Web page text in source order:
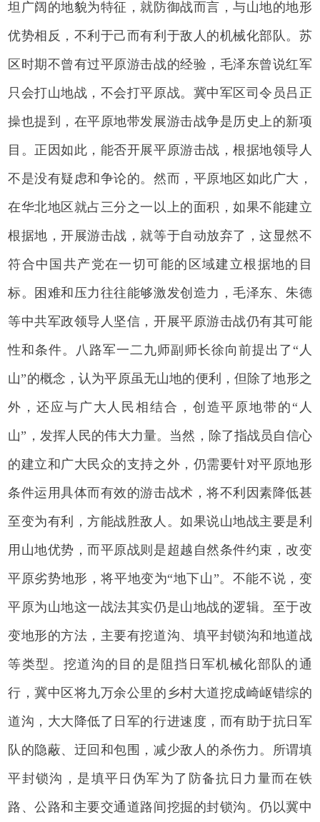
坦广阔的地貌为特征，就防御战而言，与山地的地形
优势相反，不利于己而有利于敌人的机械化部队。苏
区时期不曾有过平原游击战的经验，毛泽东曾说红军
只会打山地战，不会打平原战。冀中军区司令员吕正
操也提到，在平原地带发展游击战争是历史上的新项
目。正因如此，能否开展平原游击战，根据地领导人
不是没有疑虑和争论的。然而，平原地区如此广大，
在华北地区就占三分之一以上的面积，如果不能建立
根据地，开展游击战，就等于自动放弃了，这显然不
符合中国共产党在一切可能的区域建立根据地的目
标。困难和压力往往能够激发创造力，毛泽东、朱德
等中共军政领导人坚信，开展平原游击战仍有其可能
性和条件。八路军一二九师副师长徐向前提出了“人
山”的概念，认为平原虽无山地的便利，但除了地形之
外，还应与广大人民相结合，创造平原地带的“人
山”，发挥人民的伟大力量。当然，除了指战员自信心
的建立和广大民众的支持之外，仍需要针对平原地形
条件运用具体而有效的游击战术，将不利因素降低甚
至变为有利，方能战胜敌人。如果说山地战主要是利
用山地优势，而平原战则是超越自然条件约束，改变
平原劣势地形，将平地变为“地下山”。不能不说，变
平原为山地这一战法其实仍是山地战的逻辑。至于改
变地形的方法，主要有挖道沟、填平封锁沟和地道战
等类型。挖道沟的目的是阻挡日军机械化部队的通
行，冀中区将九万余公里的乡村大道挖成崎岖错综的
道沟，大大降低了日军的行进速度，而有助于抗日军
队的隐蔽、迂回和包围，减少敌人的杀伤力。所谓填
平封锁沟，是填平日伪军为了防备抗日力量而在铁
路、公路和主要交通道路间挖掘的封锁沟。仍以冀中